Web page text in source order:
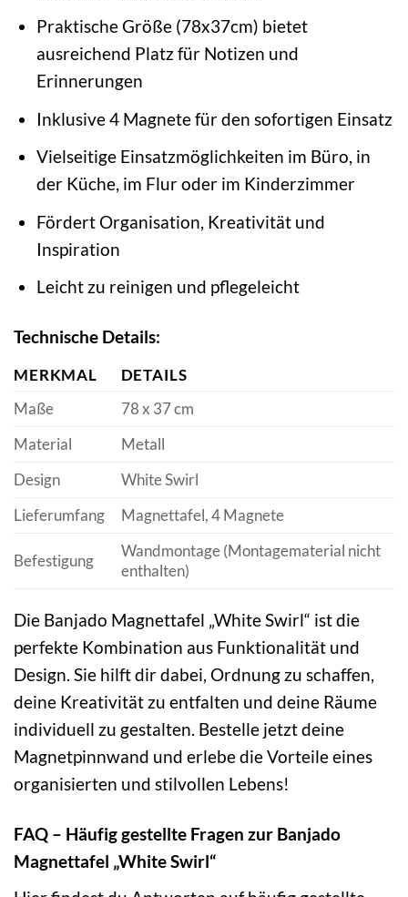
Praktische Größe (78x37cm) bietet
ausreichend Platz für Notizen und
Erinnerungen
Inklusive 4 Magnete für den sofortigen Einsatz
Vielseitige Einsatzmöglichkeiten im Büro, in
der Küche, im Flur oder im Kinderzimmer
Fördert Organisation, Kreativität und
Inspiration
Leicht zu reinigen und pflegeleicht
Technische Details:
MERKMAL
DETAILS
Maße
78 x 37 cm
Material
Metall
Design
White Swirl
Lieferumfang
Magnettafel, 4 Magnete
Befestigung
Wandmontage (Montagematerial nicht
enthalten)
Die Banjado Magnettafel „White Swirl“ ist die
perfekte Kombination aus Funktionalität und
Design. Sie hilft dir dabei, Ordnung zu schaffen,
deine Kreativität zu entfalten und deine Räume
individuell zu gestalten. Bestelle jetzt deine
Magnetpinnwand und erlebe die Vorteile eines
organisierten und stilvollen Lebens!
FAQ – Häufig gestellte Fragen zur Banjado
Magnettafel „White Swirl“